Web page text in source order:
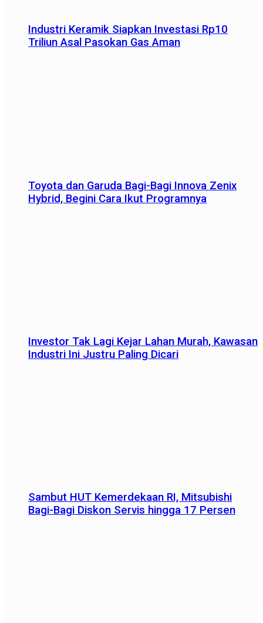
Industri Keramik Siapkan Investasi Rp10
Triliun Asal Pasokan Gas Aman
Toyota dan Garuda Bagi-Bagi Innova Zenix
Hybrid, Begini Cara Ikut Programnya
Investor Tak Lagi Kejar Lahan Murah, Kawasan
Industri Ini Justru Paling Dicari
Sambut HUT Kemerdekaan RI, Mitsubishi
Bagi-Bagi Diskon Servis hingga 17 Persen